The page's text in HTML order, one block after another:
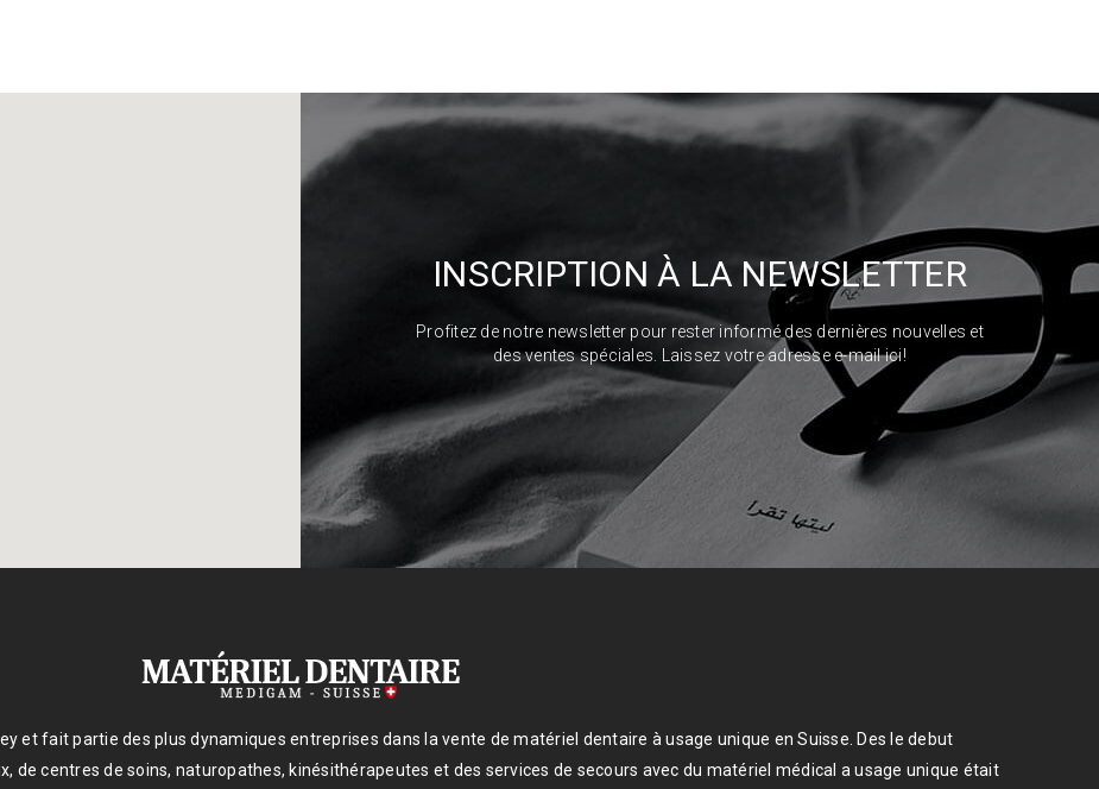
INSCRIPTION À LA NEWSLETTER
Profitez de notre newsletter pour rester informé des dernières nouvelles et
des ventes spéciales. Laissez votre adresse e-mail ici!
et fait partie des plus dynamiques entreprises dans la vente de matériel dentaire à usage unique en Suisse. Des le debut
de centres de soins, naturopathes, kinésithérapeutes et des services de secours avec du matériel médical a usage unique était